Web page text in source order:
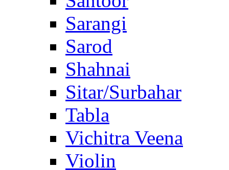
Sarangi
Sarod
Shahnai
Sitar/Surbahar
Tabla
Vichitra Veena
Violin